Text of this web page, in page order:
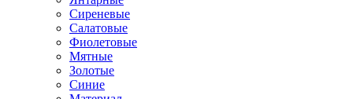
Сиреневые
Салатовые
Фиолетовые
Мятные
Золотые
Синие